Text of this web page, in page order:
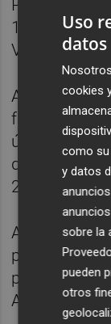
Por
109 en
Valencia, 7 en
Asimismo,
última
de entre 68
24 y 98
Así, el total
pandemia
provincia de
Alicante y
Uso
datos
cookies
como su
y datos
sobre la
pueden
otros